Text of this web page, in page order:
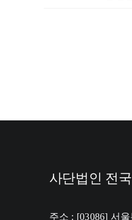
사단법인 전
주소 : [03086] 서